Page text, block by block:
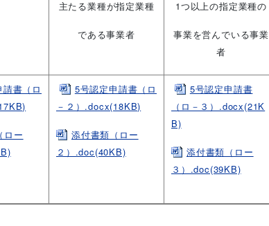
主たる業種が指定業種
である事業者
1つ以上の指定業種の
事業を営んでいる事業
者
書（ロ
ロー
5号認定申請書（ロ
－２）.docx(18KB)
添付書類（ロー
２）.doc(40KB)
5号認定申請書
（ロ－３）.docx(21K
B)
添付書類（ロー
３）.doc(39KB)